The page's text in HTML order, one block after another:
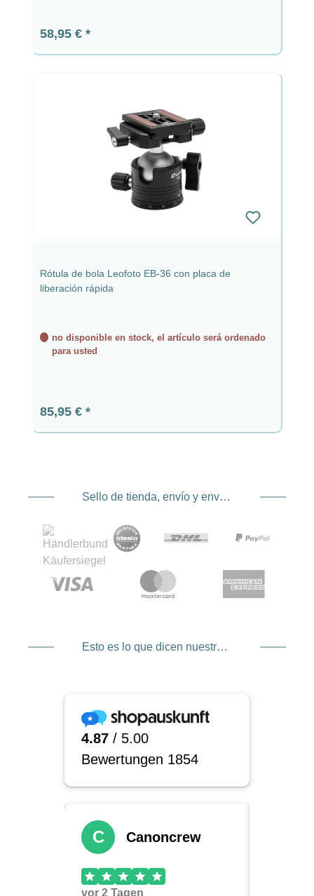
Precio normal:
58,95 €
Rótula de bola Leofoto EB-36 con placa de
liberación rápida
no disponible en stock, el artículo será ordenado
para usted
Precio normal:
85,95 €
Sello de tienda, envío y envío. Proveedor de servicios de pago
Esto es lo que dicen nuestros clientes